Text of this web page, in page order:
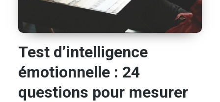
Test d’intelligence
émotionnelle : 24
questions pour mesurer